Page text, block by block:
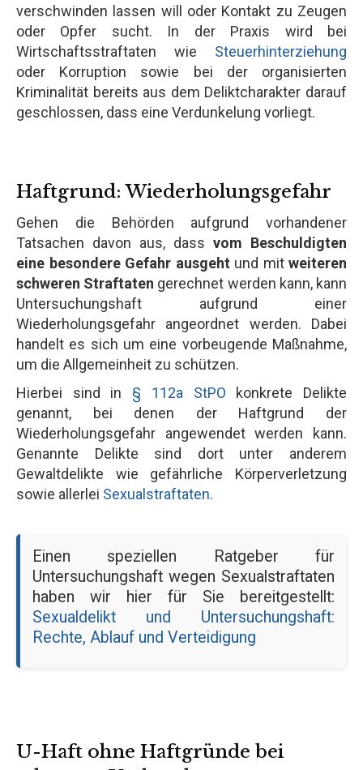
verschwinden lassen will oder Kontakt zu Zeugen
oder Opfer sucht. In der Praxis wird bei
Wirtschaftsstraftaten wie Steuerhinterziehung
oder Korruption sowie bei der organisierten
Kriminalität bereits aus dem Deliktcharakter darauf
geschlossen, dass eine Verdunkelung vorliegt.
Haftgrund: Wiederholungsgefahr
Gehen die Behörden aufgrund vorhandener
Tatsachen davon aus, dass vom Beschuldigten
eine besondere Gefahr ausgeht und mit weiteren
schweren Straftaten gerechnet werden kann, kann
Untersuchungshaft aufgrund einer
Wiederholungsgefahr angeordnet werden. Dabei
handelt es sich um eine vorbeugende Maßnahme,
um die Allgemeinheit zu schützen.
Hierbei sind in § 112a StPO konkrete Delikte
genannt, bei denen der Haftgrund der
Wiederholungsgefahr angewendet werden kann.
Genannte Delikte sind dort unter anderem
Gewaltdelikte wie gefährliche Körperverletzung
sowie allerlei Sexualstraftaten.
Einen speziellen Ratgeber für
Untersuchungshaft wegen Sexualstraftaten
haben wir hier für Sie bereitgestellt:
Sexualdelikt und Untersuchungshaft:
Rechte, Ablauf und Verteidigung
U-Haft ohne Haftgründe bei